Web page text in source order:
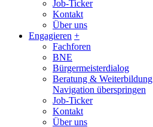
Job-Ticker
Kontakt
Über uns
Engagieren +
Fachforen
BNE
Bürgermeisterdialog
Beratung & Weiterbildung
Navigation überspringen
Job-Ticker
Kontakt
Über uns